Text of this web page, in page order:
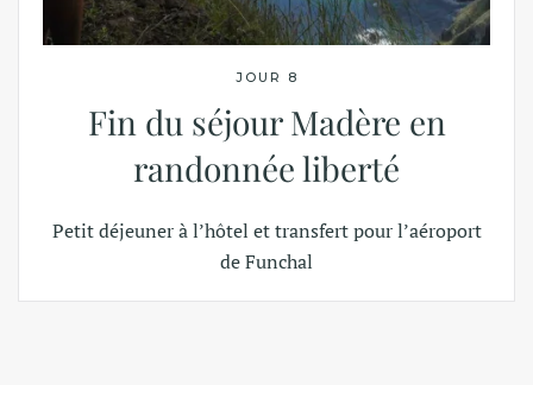
JOUR 8
Fin du séjour Madère en
randonnée liberté
Petit déjeuner à l’hôtel et transfert pour l’aéroport
de Funchal